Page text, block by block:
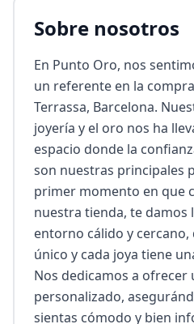
Sobre nosotros
En Punto Oro, nos
un referente en la
Terrassa, Barcelona.
joyería y el oro nos ha
espacio donde la
son nuestras principales
primer momento en que
nuestra tienda, te damos
entorno cálido y cercano,
único y cada joya tiene
Nos dedicamos a ofrecer
personalizado,
sientas cómodo y bien